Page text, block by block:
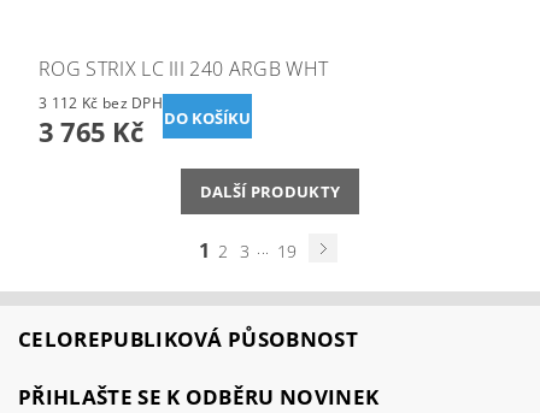
ROG STRIX LC III 240 ARGB WHT
3 112 Kč bez DPH
3 765 Kč
DALŠÍ PRODUKTY
1 2 3 ... 19
CELOREPUBLIKOVÁ PŮSOBNOST
PŘIHLAŠTE SE K ODBĚRU NOVINEK